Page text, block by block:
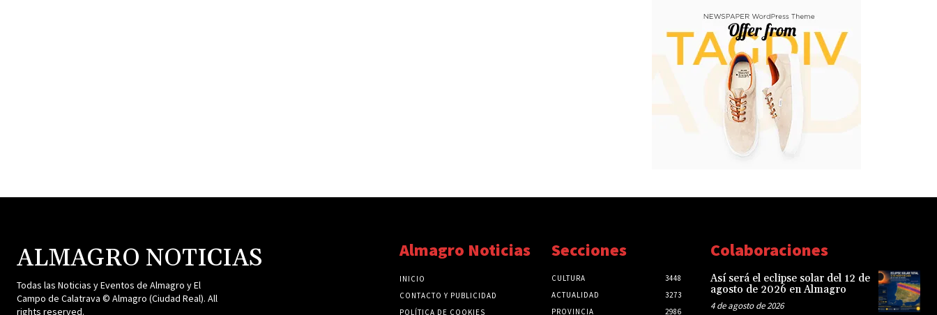
ALMAGRO NOTICIAS
Todas las Noticias y Eventos de Almagro y El
Campo de Calatrava © Almagro (Ciudad Real). All
rights reserved.
Almagro Noticias
INICIO
CONTACTO Y PUBLICIDAD
POLÍTICA DE COOKIES
Secciones
CULTURA
3448
ACTUALIDAD
3273
PROVINCIA
2986
Colaboraciones
Así será el eclipse solar del 12 de
agosto de 2026 en Almagro
4 de agosto de 2026